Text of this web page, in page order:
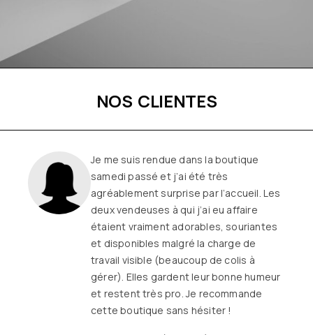
NOS CLIENTES
Une boutique familiale, à l’écoute et
remplie de joie de vivre
Les
vêtements sont de qualité, tendances
et originaux pour différentes
morphologies
et ça fait très
longtemps que j’y vais (depuis le début
ou quasiment) J’adore y faire un tour et
on ne sort jamais (ou presque) sans rien